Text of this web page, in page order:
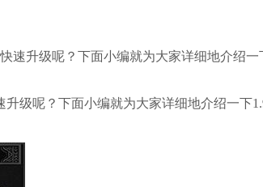
升级呢？下面小编就为大家详细地介绍
级呢？下面小编就为大家详细地介绍一下